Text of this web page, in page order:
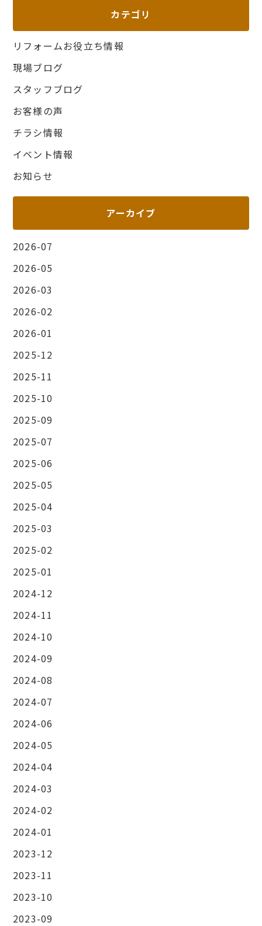
カテゴリ
リフォームお役立ち情報
現場ブログ
スタッフブログ
お客様の声
チラシ情報
イベント情報
お知らせ
アーカイブ
2026-07
2026-05
2026-03
2026-02
2026-01
2025-12
2025-11
2025-10
2025-09
2025-07
2025-06
2025-05
2025-04
2025-03
2025-02
2025-01
2024-12
2024-11
2024-10
2024-09
2024-08
2024-07
2024-06
2024-05
2024-04
2024-03
2024-02
2024-01
2023-12
2023-11
2023-10
2023-09